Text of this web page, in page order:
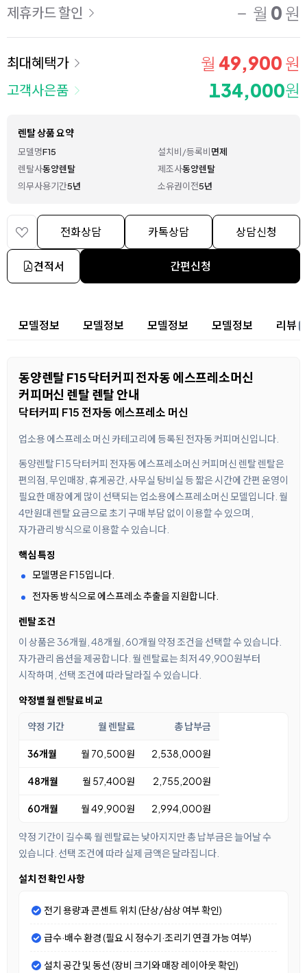
제휴카드 할인 월 0 원
최대혜택가 월 49,900 원
고객사은품 134,000원
렌탈 상품 요약
모델명F15 설치비/등록비면제
렌탈사동양렌탈 제조사동양렌탈
의무사용기간5년 소유권이전5년
전화상담 카톡상담 상담신청
견적서 간편신청
상세 정보
모델정보 모델정보 모델정보 모델정보 리뷰
동양렌탈 F15 닥터커피 전자동 에스프레소머신
커피머신 렌탈 렌탈 안내
닥터커피 F15 전자동 에스프레소 머신
업소용 에스프레소 머신 카테고리에 등록된 전자동 커피머신입니다.
동양렌탈 F15 닥터커피 전자동 에스프레소머신 커피머신 렌탈 렌탈은
편의점, 무인매장, 휴게공간, 사무실 탕비실 등 짧은 시간에 간편 운영이
필요한 매장에게 많이 선택되는 업소용에스프레소머신 모델입니다. 월
4만원대 렌탈 요금으로 초기 구매 부담 없이 이용할 수 있으며,
자가관리 방식으로 이용할 수 있습니다.
핵심 특징
모델명은 F15입니다.
전자동 방식으로 에스프레소 추출을 지원합니다.
렌탈 조건
이 상품은 36개월, 48개월, 60개월 약정 조건을 선택할 수 있습니다.
자가관리 옵션을 제공합니다. 월 렌탈료는 최저 49,900원부터
시작하며, 선택 조건에 따라 달라질 수 있습니다.
약정별 월 렌탈료 비교
약정 기간 월 렌탈료 총 납부금
36개월 월 70,500원 2,538,000원
48개월 월 57,400원 2,755,200원
60개월 월 49,900원 2,994,000원
약정 기간이 길수록 월 렌탈료는 낮아지지만 총 납부금은 늘어날 수
있습니다. 선택 조건에 따라 실제 금액은 달라집니다.
설치 전 확인 사항
전기 용량과 콘센트 위치 (단상/삼상 여부 확인)
급수·배수 환경 (필요 시 정수기·조리기 연결 가능 여부)
설치 공간 및 동선 (장비 크기와 매장 레이아웃 확인)